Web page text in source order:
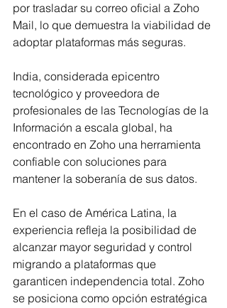
por trasladar su correo oficial a Zoho
Mail, lo que demuestra la viabilidad de
adoptar plataformas más seguras.
India, considerada epicentro
tecnológico y proveedora de
profesionales de las Tecnologías de la
Información a escala global, ha
encontrado en Zoho una herramienta
confiable con soluciones para
mantener la soberanía de sus datos.
En el caso de América Latina, la
experiencia refleja la posibilidad de
alcanzar mayor seguridad y control
migrando a plataformas que
garanticen independencia total. Zoho
se posiciona como opción estratégica